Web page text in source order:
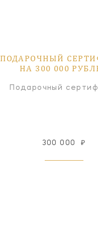
ПОДАРОЧНЫЙ
НА 300 000
Подарочный
300 000 ₽